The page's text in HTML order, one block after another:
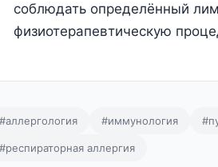
соблюдать определённый
физиотерапевтическую
#аллергология #иммунология
#респираторная аллергия